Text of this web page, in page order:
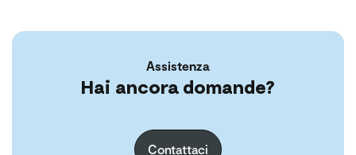
Assistenza
Hai ancora domande?
Contattaci